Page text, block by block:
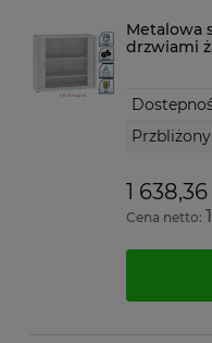
Metalowa
drzwiami
1 638,36
Cena netto: